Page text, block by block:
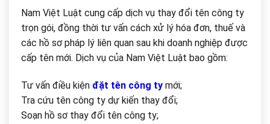
Nam Việt Luật cung cấp dịch vụ thay đổi tên công ty
trọn gói, đồng thời tư vấn cách xử lý hóa đơn, thuế và
các hồ sơ pháp lý liên quan sau khi doanh nghiệp được
cấp tên mới. Dịch vụ của Nam Việt Luật bao gồm:
Tư vấn điều kiện đặt tên công ty mới;
Tra cứu tên công ty dự kiến thay đổi;
Soạn hồ sơ thay đổi tên công ty;